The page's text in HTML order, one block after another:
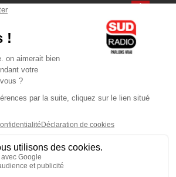
/ Android
l'application
photos : ©Sud Radio / Pierre Olivier